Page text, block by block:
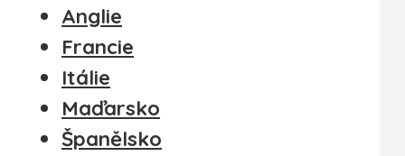
Anglie
Francie
Itálie
Maďarsko
Španělsko